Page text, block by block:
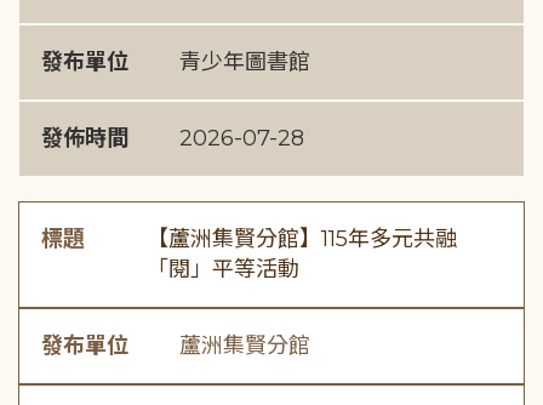
發布單位 青少年圖書館
發佈時間 2026-07-28
標題
【蘆洲集賢分館】115年多元共融
「閱」平等活動
發布單位 蘆洲集賢分館